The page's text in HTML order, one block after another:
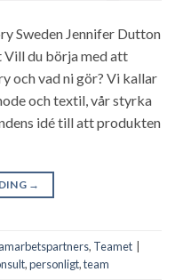
Sweden Jennifer Dutton
Vill du börja med att
och vad ni gör? Vi kallar
och textil, vår styrka
idé till att produkten
→
, Teamet
,personligt,team